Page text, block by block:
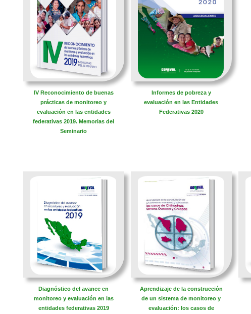
​IV Reconocimiento de buenas
prácticas de monitoreo y
evaluación en las entidades
federativas 2019. Memorias del
Seminario
​Informes de pobreza y
evaluación en las Entidades
Federativas 2020
​Diagnóstico del avance en
monitoreo y evaluación en las
entidades federativas 2019
​Aprendizaje de la construcción
de un sistema de monitoreo y
evaluación: los casos de